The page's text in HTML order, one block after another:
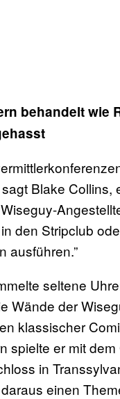
behandelt wie
Blake Collins,
den Stripclub
ausführen.”
seltene
Wände der
klassischer
spielte er mit
in
einen